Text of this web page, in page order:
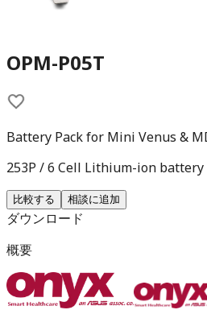
OPM-P05T
Battery Pack for Mini Venus &
253P / 6 Cell Lithium-ion battery
比較する 相談に追加
ダウンロード
概要